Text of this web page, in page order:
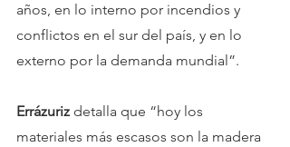
años, en lo interno por incendios y
conflictos en el sur del país, y en lo
externo por la demanda mundial”.
Errázuriz detalla que “hoy los
materiales más escasos son la madera